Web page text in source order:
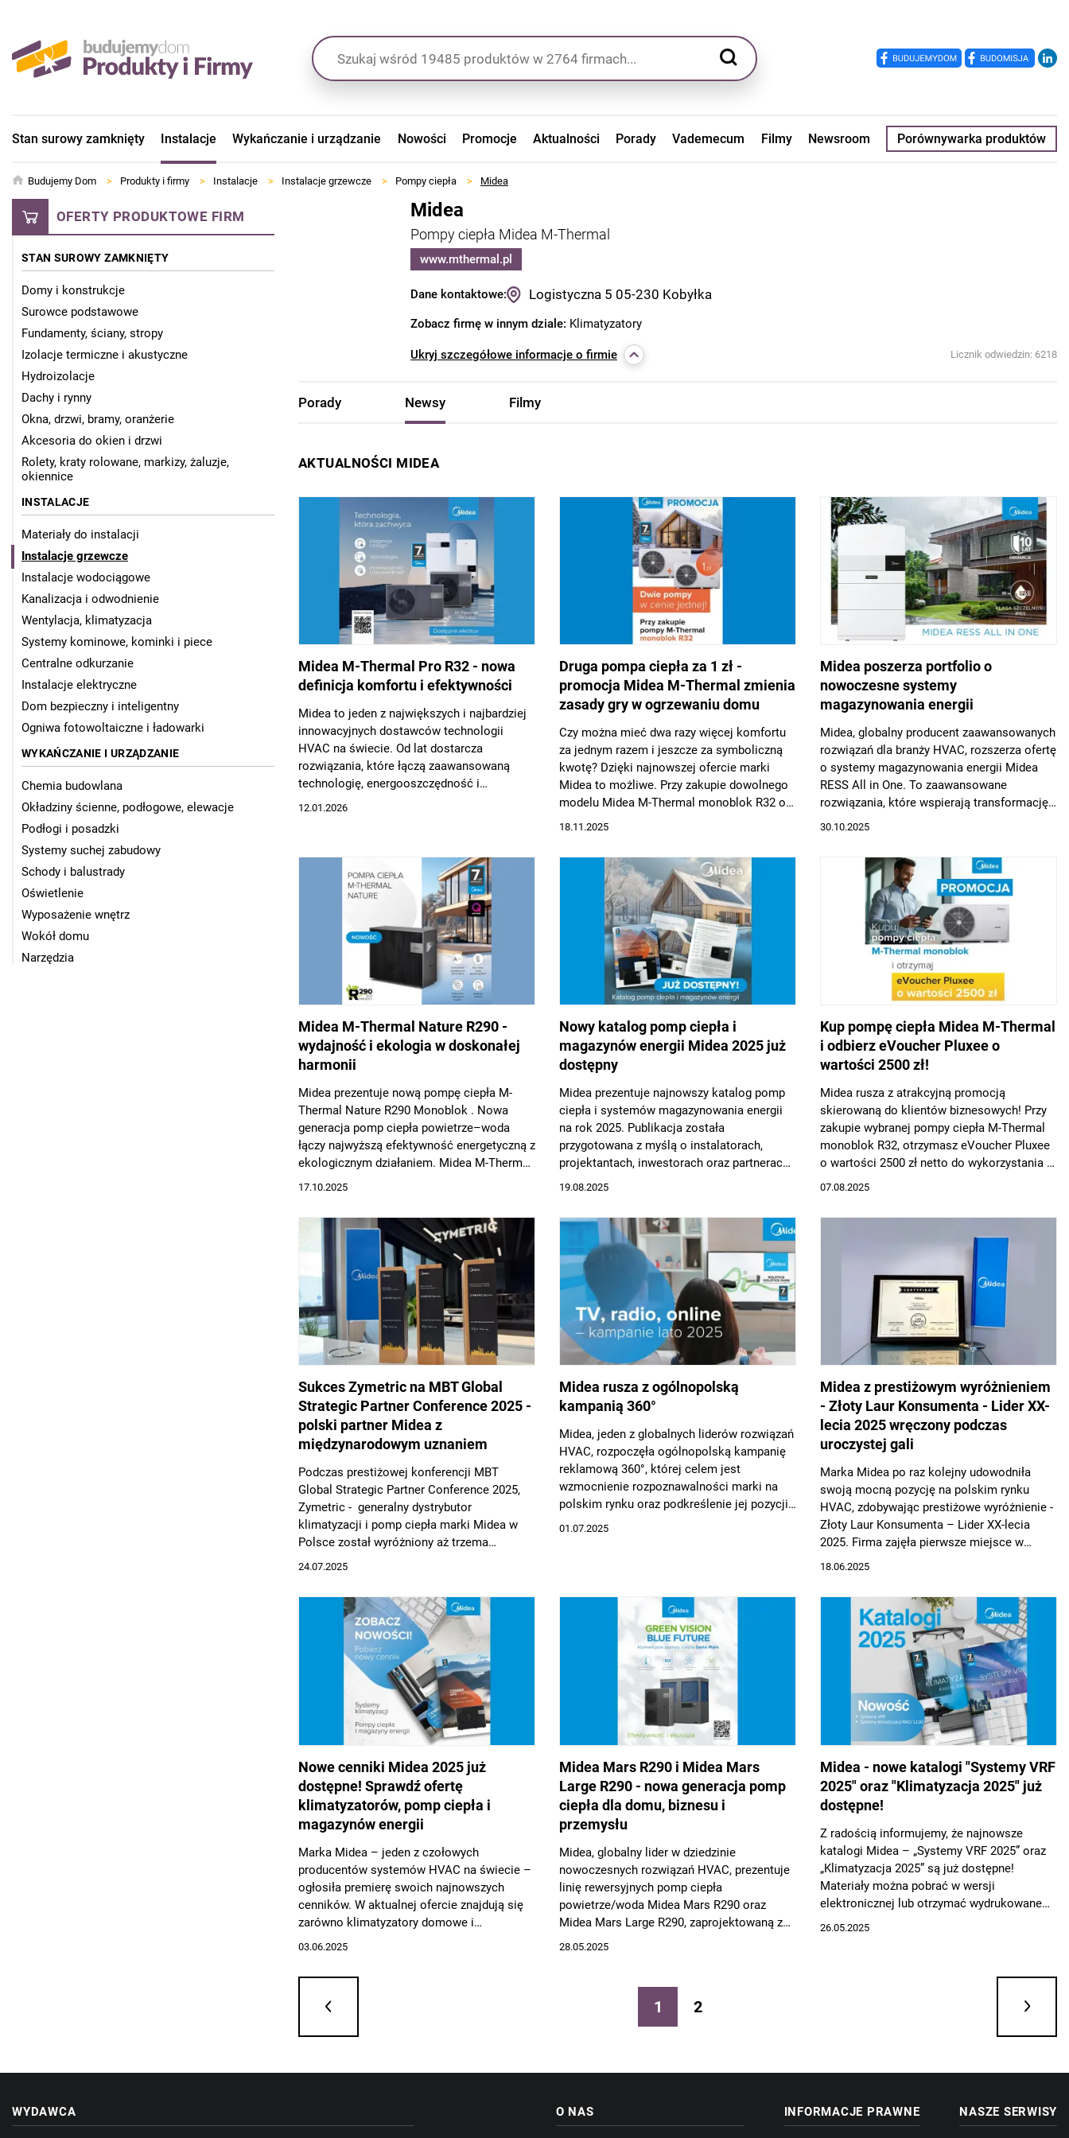
Stan surowy zamknięty Instalacje Wykańczanie i urządzanie Nowości Promocje Aktualności Porady Vademecum Filmy Newsroom Porównywarka produktów
Budujemy Dom > Produkty i firmy > Instalacje > Instalacje grzewcze > Pompy ciepła > Midea
OFERTY PRODUKTOWE FIRM
STAN SUROWY ZAMKNIĘTY
Domy i konstrukcje
Surowce podstawowe
Fundamenty, ściany, stropy
Izolacje termiczne i akustyczne
Hydroizolacje
Dachy i rynny
Okna, drzwi, bramy, oranżerie
Akcesoria do okien i drzwi
Rolety, kraty rolowane, markizy, żaluzje,
okiennice
INSTALACJE
Materiały do instalacji
Instalacje grzewcze
Instalacje wodociągowe
Kanalizacja i odwodnienie
Wentylacja, klimatyzacja
Systemy kominowe, kominki i piece
Centralne odkurzanie
Instalacje elektryczne
Dom bezpieczny i inteligentny
Ogniwa fotowoltaiczne i ładowarki
WYKAŃCZANIE I URZĄDZANIE
Chemia budowlana
Okładziny ścienne, podłogowe, elewacje
Podłogi i posadzki
Systemy suchej zabudowy
Schody i balustrady
Oświetlenie
Wyposażenie wnętrz
Wokół domu
Narzędzia
Midea
Pompy ciepła Midea M-Thermal
www.mthermal.pl
Dane kontaktowe: Logistyczna 5 05-230 Kobyłka
Zobacz firmę w innym dziale: Klimatyzatory
Ukryj szczegółowe informacje o firmie Licznik odwiedzin: 6218
Porady Newsy Filmy
AKTUALNOŚCI MIDEA
Midea M-Thermal Pro R32 - nowa
definicja komfortu i efektywności
Midea to jeden z największych i najbardziej
innowacyjnych dostawców technologii
HVAC na świecie. Od lat dostarcza
rozwiązania, które łączą zaawansowaną
technologię, energooszczędność i
nowoczesny design. Dzięki nieustannym
komercyjnych na całym świecie. Najnowsza
seria pomp ciepła Midea M-Thermal Pro R32
to kolejny krok w stronę komfortowego,
ekologicznego i inteligentnego zarządzania
energią w budynkach mieszkalnych.
12.01.2026
Druga pompa ciepła za 1 zł -
promocja Midea M-Thermal zmienia
zasady gry w ogrzewaniu domu
Czy można mieć dwa razy więcej komfortu
za jednym razem i jeszcze za symboliczną
kwotę? Dzięki najnowszej ofercie marki
Midea to możliwe. Przy zakupie dowolnego
modelu Midea M-Thermal monoblok R32 o
mocy od 4 do 16 kW, klient otrzymuje
monoblok R32 8 kW za jedyne 1 zł netto.
Promocja obowiązuje do 30 listopada 2025
roku lub do wyczerpania zapasów, co
sprawia, że to wyjątkowa okazja dla
inwestorów stawiających na wydajne i
ekologiczne ogrzewanie.
18.11.2025
Midea poszerza portfolio o
nowoczesne systemy
magazynowania energii
Midea, globalny producent zaawansowanych
rozwiązań dla branży HVAC, rozszerza ofertę
o systemy magazynowania energii Midea
RESS All in One. To zaawansowane
rozwiązania, które wspierają transformację
energetyczną, umożliwiając efektywne
poziom autokonsumpcji.
30.10.2025
Midea M-Thermal Nature R290 -
wydajność i ekologia w doskonałej
harmonii
Midea prezentuje nową pompę ciepła M-
Thermal Nature R290 Monoblok . Nowa
generacja pomp ciepła powietrze–woda
łączy najwyższą efektywność energetyczną z
ekologicznym działaniem. Midea M-Thermal
Nature R290 osiąga klasę A+++, pozwala na
kosztach eksploatacji, zachowując pełen
komfort cieplny nawet w skrajnie niskich
temperaturach zewnętrznych.
17.10.2025
Nowy katalog pomp ciepła i
magazynów energii Midea 2025 już
dostępny
Midea prezentuje najnowszy katalog pomp
ciepła i systemów magazynowania energii
na rok 2025. Publikacja została
przygotowana z myślą o instalatorach,
projektantach, inwestorach oraz partnerach
biznesowych działających w branży HVAC.
19.08.2025
Kup pompę ciepła Midea M-Thermal
i odbierz eVoucher Pluxee o
wartości 2500 zł!
Midea rusza z atrakcyjną promocją
skierowaną do klientów biznesowych! Przy
zakupie wybranej pompy ciepła M-Thermal
monoblok R32, otrzymasz eVoucher Pluxee
o wartości 2500 zł netto do wykorzystania w
setkach sklepów i serwisów internetowych.
07.08.2025
Sukces Zymetric na MBT Global
Strategic Partner Conference 2025 -
polski partner Midea z
międzynarodowym uznaniem
Podczas prestiżowej konferencji MBT
Global Strategic Partner Conference 2025,
Zymetric - generalny dystrybutor
klimatyzacji i pomp ciepła marki Midea w
Polsce został wyróżniony aż trzema
nagrodami, potwierdzając swoją silną
dowód na skuteczne łączenie strategii
sprzedażowej, odwagi we wdrażaniu
innowacji oraz konsekwentnego wspierania
rozwoju partnerów biznesowych.
24.07.2025
Midea rusza z ogólnopolską
kampanią 360°
Midea, jeden z globalnych liderów rozwiązań
HVAC, rozpoczęła ogólnopolską kampanię
reklamową 360°, której celem jest
wzmocnienie rozpoznawalności marki na
polskim rynku oraz podkreślenie jej pozycji
jako producenta nowoczesnych,
01.07.2025
Midea z prestiżowym wyróżnieniem
- Złoty Laur Konsumenta - Lider XX-
lecia 2025 wręczony podczas
uroczystej gali
Marka Midea po raz kolejny udowodniła
swoją mocną pozycję na polskim rynku
HVAC, zdobywając prestiżowe wyróżnienie -
Złoty Laur Konsumenta – Lider XX-lecia
2025. Firma zajęła pierwsze miejsce w
kategorii „Jakość i innowacyjność
głosów, co potwierdza zaufanie klientów
oraz wysoką jakość i niezawodność
oferowanych rozwiązań.
18.06.2025
Nowe cenniki Midea 2025 już
dostępne! Sprawdź ofertę
klimatyzatorów, pomp ciepła i
magazynów energii
Marka Midea – jeden z czołowych
producentów systemów HVAC na świecie –
ogłosiła premierę swoich najnowszych
cenników. W aktualnej ofercie znajdują się
zarówno klimatyzatory domowe i
komercyjne, jak i nowoczesne pompy ciepła
na rosnące potrzeby rynku w zakresie
użytkowania.
03.06.2025
Midea Mars R290 i Midea Mars
Large R290 - nowa generacja pomp
ciepła dla domu, biznesu i
przemysłu
Midea, globalny lider w dziedzinie
nowoczesnych rozwiązań HVAC, prezentuje
linię rewersyjnych pomp ciepła
powietrze/woda Midea Mars R290 oraz
Midea Mars Large R290, zaprojektowaną z
myślą o szerokim zakresie zastosowań –
R290 (propan) o ultra-niskim współczynniku
GWP = 3, co czyni je rozwiązaniami
28.05.2025
Midea - nowe katalogi "Systemy VRF
2025" oraz "Klimatyzacja 2025" już
dostępne!
Z radością informujemy, że najnowsze
katalogi Midea – „Systemy VRF 2025” oraz
„Klimatyzacja 2025” są już dostępne!
Materiały można pobrać w wersji
elektronicznej lub otrzymać wydrukowane
egzemplarze bezpośrednio u Doradców
26.05.2025
1 2
WYDAWCA O NAS INFORMACJE PRAWNE NASZE SERWISY